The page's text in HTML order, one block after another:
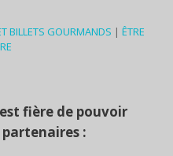
BILLETS GOURMANDS | ÊTRE
fière de pouvoir
: